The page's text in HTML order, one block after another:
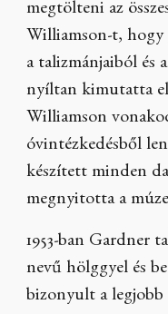
megtölteni az
Williamson-t,
a talizmánjaiból és
nyíltan kimutatta
Williamson
óvintézkedésből
készített minden
megnyitotta a
1953-ban Gardner
nevű hölggyel és
bizonyult a legjobb